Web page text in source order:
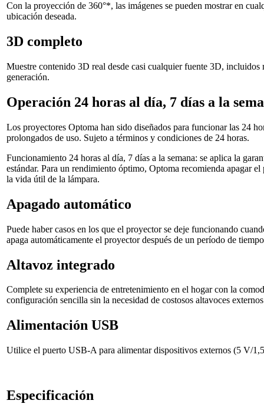
Con la proyección de 360°*, las imágenes se pueden mostrar en
ubicación deseada.
3D completo
Muestre contenido 3D real desde casi cualquier fuente 3D,
generación.
Operación 24 horas al día, 7 días a la
Los proyectores Optoma han sido diseñados para funcionar las 24
prolongados de uso. Sujeto a términos y condiciones de 24 horas.
Funcionamiento 24 horas al día, 7 días a la semana: se aplica la
estándar. Para un rendimiento óptimo, Optoma recomienda apagar
la vida útil de la lámpara.
Apagado automático
Puede haber casos en los que el proyector se deje funcionando
apaga automáticamente el proyector después de un período de
Altavoz integrado
Complete su experiencia de entretenimiento en el hogar con la
configuración sencilla sin la necesidad de costosos altavoces
Alimentación USB
Utilice el puerto USB-A para alimentar dispositivos externos (5 V/
Especificación